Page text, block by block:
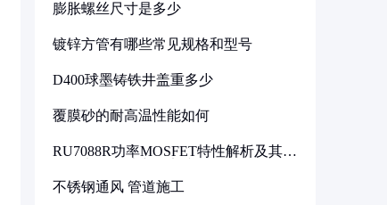
膨胀螺丝尺寸是多少
镀锌方管有哪些常见规格和型号
D400球墨铸铁井盖重多少
覆膜砂的耐高温性能如何
RU7088R功率MOSFET特性解析及其在
不锈钢通风 管道施工